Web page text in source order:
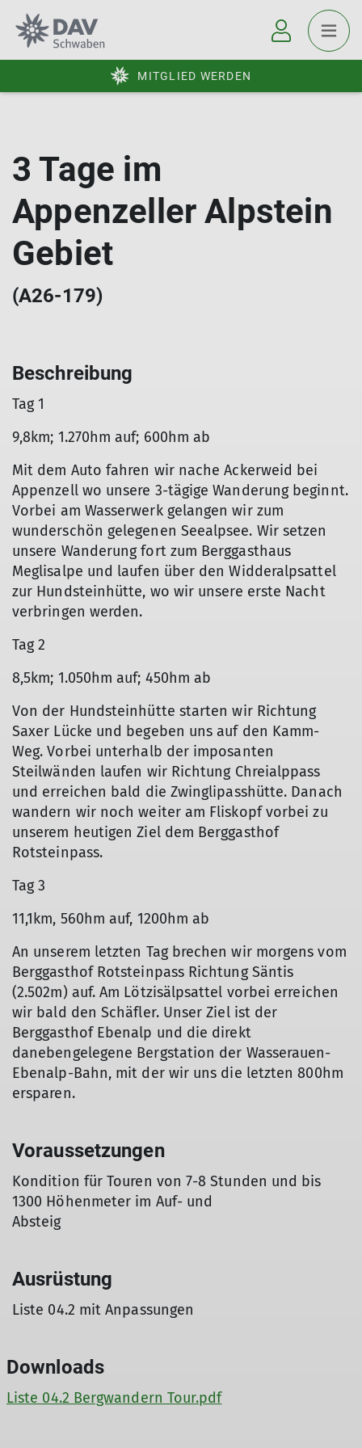
MITGLIED WERDEN
3 Tage im
Appenzeller Alpstein
Gebiet
(A26-179)
Beschreibung
Tag 1
9,8km; 1.270hm auf; 600hm ab
Mit dem Auto fahren wir nache Ackerweid bei
Appenzell wo unsere 3-tägige Wanderung beginnt.
Vorbei am Wasserwerk gelangen wir zum
wunderschön gelegenen Seealpsee. Wir setzen
unsere Wanderung fort zum Berggasthaus
Meglisalpe und laufen über den Widderalpsattel
zur Hundsteinhütte, wo wir unsere erste Nacht
verbringen werden.
Tag 2
8,5km; 1.050hm auf; 450hm ab
Von der Hundsteinhütte starten wir Richtung
Saxer Lücke und begeben uns auf den Kamm-
Weg. Vorbei unterhalb der imposanten
Steilwänden laufen wir Richtung Chreialppass
und erreichen bald die Zwinglipasshütte. Danach
wandern wir noch weiter am Fliskopf vorbei zu
unserem heutigen Ziel dem Berggasthof
Rotsteinpass.
Tag 3
11,1km, 560hm auf, 1200hm ab
An unserem letzten Tag brechen wir morgens vom
Berggasthof Rotsteinpass Richtung Säntis
(2.502m) auf. Am Lötzisälpsattel vorbei erreichen
wir bald den Schäfler. Unser Ziel ist der
Berggasthof Ebenalp und die direkt
danebengelegene Bergstation der Wasserauen-
Ebenalp-Bahn, mit der wir uns die letzten 800hm
ersparen.
Voraussetzungen
Kondition für Touren von 7-8 Stunden und bis
1300 Höhenmeter im Auf- und
Absteig
Ausrüstung
Liste 04.2 mit Anpassungen
Downloads
Liste 04.2 Bergwandern Tour.pdf